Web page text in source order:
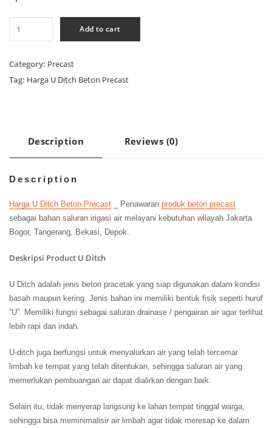
Beton
Precast
Add to cart
Category: Precast
Tag: Harga U Ditch Beton Precast
Description Reviews (0)
Description
Harga U Ditch Beton Precast _ Penawaran produk beton precast
sebagai bahan saluran irigasi air melayani kebutuhan wilayah Jakarta
Bogor, Tangerang, Bekasi, Depok.
Deskripsi Product U Ditch
U Ditch adalah jenis beton pracetak yang siap digunakan dalam kondisi
basah maupun kering. Jenis bahan ini memiliki bentuk fisik seperti huruf
“U”. Memiliki fungsi sebagai saluran drainase / pengairan air agar terlihat
lebih rapi dan indah.
U-ditch juga berfungsi untuk menyalurkan air yang telah tercemar
limbah ke tempat yang telah ditentukan, sehingga saluran air yang
memerlukan pembuangan air dapat dialirkan dengan baik.
Selain itu, tidak menyerap langsung ke lahan tempat tinggal warga,
sehingga bisa meminimalisir air limbah agar tidak meresap ke dalam